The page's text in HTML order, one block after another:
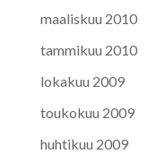
maaliskuu 2010
tammikuu 2010
lokakuu 2009
toukokuu 2009
huhtikuu 2009